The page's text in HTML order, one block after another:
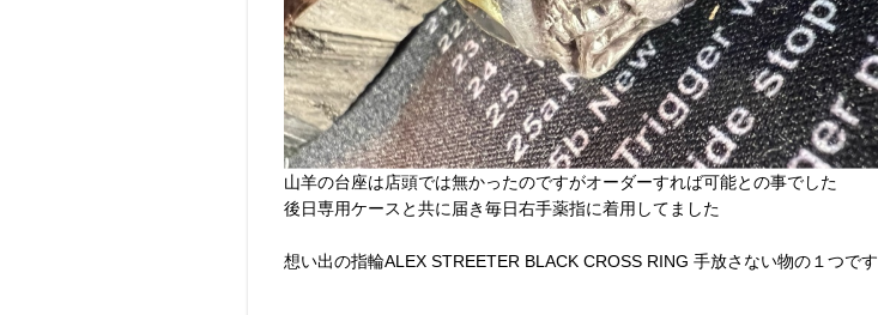
山羊の台座は店頭では無かったのですがオーダーすれば可能との事でした
後日専用ケースと共に届き毎日右手薬指に着用してました
想い出の指輪ALEX STREETER BLACK CROSS RING 手放さない物の１つです